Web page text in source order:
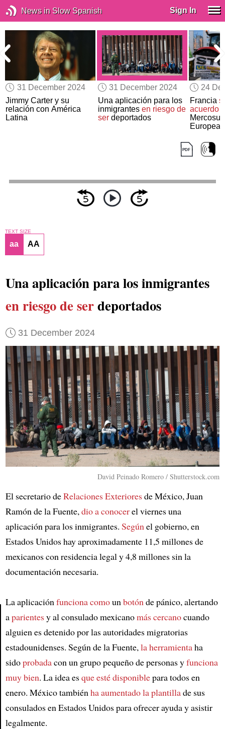
News in Slow Spanish Sign In
31 December 2024
Jimmy Carter y su
relación con América
Latina
31 December 2024
Una aplicación para los
inmigrantes en riesgo de
serdeportados
24
Francia
acuerdo
Europea
Article
TEXT SIZE
aa AA
Una aplicación para los inmigrantes
en riesgo de serdeportados
31 December 2024
David Peinado Romero / Shutterstock.com
El secretario deRelaciones Exterioresde México, Juan
Ramón de la Fuente, dio a conocerel viernes una
aplicación para los inmigrantes. Según el gobierno, en
Estados Unidos hay aproximadamente 11,5 millones de
mexicanos con residencia legal y 4,8 millones sin la
documentación necesaria.
La aplicación funciona comoun botón de pánico, alertando
aparientesy al consulado mexicanomás cercanocuando
alguien es detenido por las autoridades migratorias
estadounidenses. Según de la Fuente, la herramientaha
sidoprobadacon un grupo pequeño de personas yfunciona
muy bien. La idea esque esté disponiblepara todos en
enero. México también ha aumentadola plantillade sus
consulados en Estados Unidos para ofrecer ayuda y asistir
legalmente.